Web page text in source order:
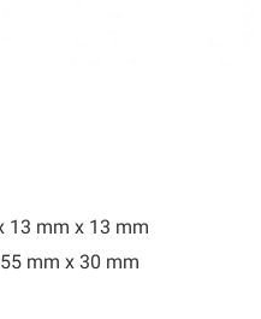
13 mm x 13 mm
mm x 30 mm